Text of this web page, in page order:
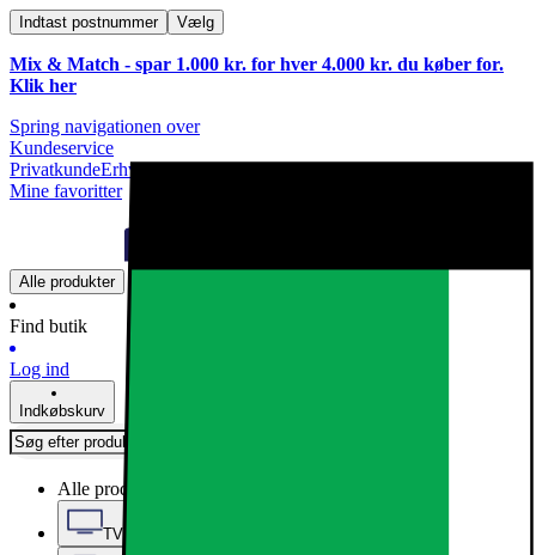
Indtast postnummer Vælg
Mix & Match - spar 1.000 kr. for hver 4.000 kr. du køber for.
Klik her
Spring navigationen over
Kundeservice
PrivatkundeErhvervskunde
Mine favoritter
Alle produkter
Find butik
Log ind
Indkøbskurv
Alle produkter
TV, Lyd & Smart Home